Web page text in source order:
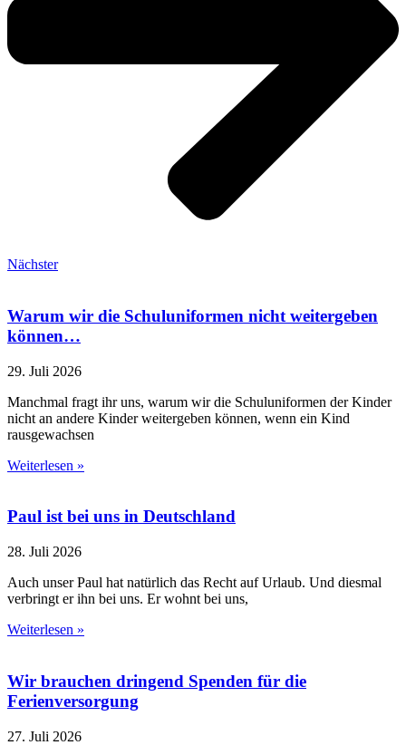
Nächster
Warum wir die Schuluniformen nicht weitergeben
können…
29. Juli 2026
Manchmal fragt ihr uns, warum wir die Schuluniformen der Kinder
nicht an andere Kinder weitergeben können, wenn ein Kind
rausgewachsen
Weiterlesen »
Paul ist bei uns in Deutschland
28. Juli 2026
Auch unser Paul hat natürlich das Recht auf Urlaub. Und diesmal
verbringt er ihn bei uns. Er wohnt bei uns,
Weiterlesen »
Wir brauchen dringend Spenden für die
Ferienversorgung
27. Juli 2026